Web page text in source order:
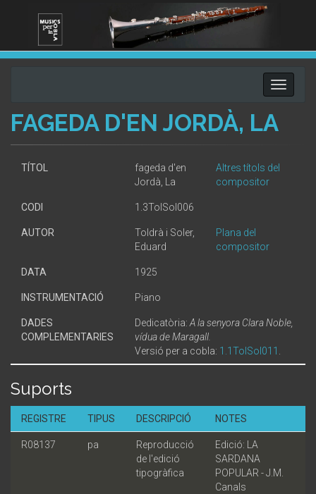
Toggle
FAGEDA D'EN JORDÀ, LA
TÍTOL
fageda d'en
Jordà, La
Altres títols del
compositor
CODI 1.3TolSol006
AUTOR
Toldrà i Soler,
Eduard
Plana del
compositor
DATA 1925
INSTRUMENTACIÓ Piano
DADES
COMPLEMENTARIES
Dedicatòria: A la senyora Clara Noble,
vídua de Maragall.
Versió per a cobla: 1.1TolSol011
Suports
REGISTRE TIPUS DESCRIPCIÓ NOTES
R08137 pa
Reproducció
de l'edició
tipogràfica
Edició: LA
SARDANA
POPULAR - J.M.
Canals